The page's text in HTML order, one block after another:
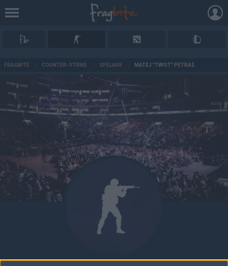
FRAGBITE COUNTER-STRIKE SPELARE MATĚJ "TWIST" PETRÁŠ